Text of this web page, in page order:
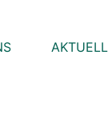
AKTUELL